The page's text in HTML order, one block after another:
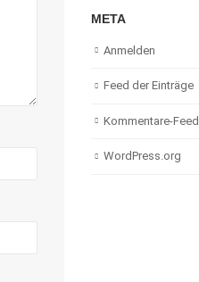
META
Anmelden
Feed der Einträge
Kommentare-Feed
WordPress.org